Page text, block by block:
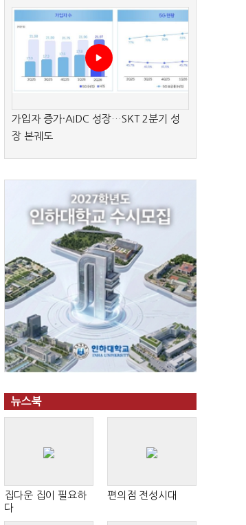
가입자 증가·AIDC 성장…SKT 2분기 성
장 본궤도
뉴스북
집다운 집이 필요하
다
편의점 전성시대